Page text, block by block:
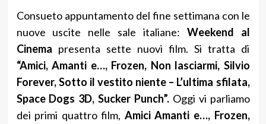
Consueto appuntamento del fine settimana con le
nuove uscite nelle sale italiane: Weekend al
Cinema presenta sette nuovi film. Si tratta di
“Amici, Amanti e…, Frozen, Non lasciarmi, Silvio
Forever, Sotto il vestito niente – L’ultima sfilata,
Space Dogs 3D, Sucker Punch”.Oggi vi parliamo
dei primi quattro film, Amici Amanti e…, Frozen,